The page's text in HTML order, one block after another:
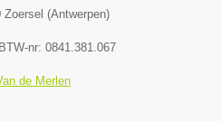
Zoersel (Antwerpen)
BTW-nr: 0841.381.067
de Merlen